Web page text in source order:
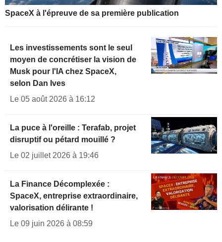
SpaceX à l'épreuve de sa première publication
Les investissements sont le seul
moyen de concrétiser la vision de
Musk pour l'IA chez SpaceX,
selon Dan Ives
Le 05 août 2026 à 16:12
La puce à l'oreille : Terafab, projet
disruptif ou pétard mouillé ?
Le 02 juillet 2026 à 19:46
La Finance Décomplexée :
SpaceX, entreprise extraordinaire,
valorisation délirante !
Le 09 juin 2026 à 08:59